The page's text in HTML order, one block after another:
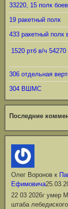
33220, 15 полк
19 ракетный полк
433 ракетный полк
1520 ртб в/ч 54270
306 отдельная
304 ВШМС
Последние
Олег Воронов к
Ефимовича
22 03 2026г умер
штаба